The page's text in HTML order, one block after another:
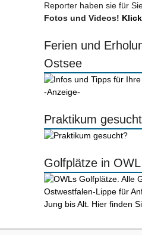
Reporter haben sie für
Fotos und Videos!
Ferien und
Ostsee
-Anzeige-
Praktikum
Golfplätze in OWL